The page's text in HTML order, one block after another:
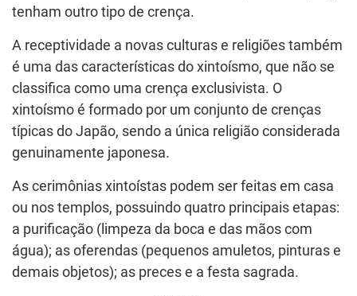
tenham outro tipo de crença.
A receptividade a novas culturas e religiões também
é uma das características do xintoísmo, que não se
classifica como uma crença exclusivista. O
xintoísmo é formado por um conjunto de crenças
típicas do Japão, sendo a única religião considerada
genuinamente japonesa.
As cerimônias xintoístas podem ser feitas em casa
ou nos templos, possuindo quatro principais etapas:
a purificação (limpeza da boca e das mãos com
água); as oferendas (pequenos amuletos, pinturas e
demais objetos); as preces e a festa sagrada.